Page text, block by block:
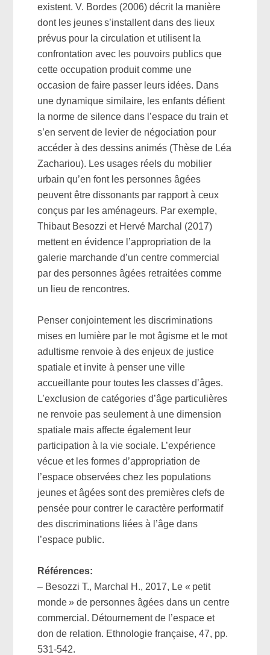
existent. V. Bordes (2006) décrit la manière
dont les jeunes s’installent dans des lieux
prévus pour la circulation et utilisent la
confrontation avec les pouvoirs publics que
cette occupation produit comme une
occasion de faire passer leurs idées. Dans
une dynamique similaire, les enfants défient
la norme de silence dans l’espace du train et
s’en servent de levier de négociation pour
accéder à des dessins animés (Thèse de Léa
Zachariou). Les usages réels du mobilier
urbain qu’en font les personnes âgées
peuvent être dissonants par rapport à ceux
conçus par les aménageurs. Par exemple,
Thibaut Besozzi et Hervé Marchal (2017)
mettent en évidence l’appropriation de la
galerie marchande d’un centre commercial
par des personnes âgées retraitées comme
un lieu de rencontres.
Penser conjointement les discriminations
mises en lumière par le mot âgisme et le mot
adultisme renvoie à des enjeux de justice
spatiale et invite à penser une ville
accueillante pour toutes les classes d’âges.
L’exclusion de catégories d’âge particulières
ne renvoie pas seulement à une dimension
spatiale mais affecte également leur
participation à la vie sociale. L’expérience
vécue et les formes d’appropriation de
l’espace observées chez les populations
jeunes et âgées sont des premières clefs de
pensée pour contrer le caractère performatif
des discriminations liées à l’âge dans
l’espace public.
Références:
– Besozzi T., Marchal H., 2017, Le « petit
monde » de personnes âgées dans un centre
commercial. Détournement de l’espace et
don de relation. Ethnologie française, 47, pp.
531-542.